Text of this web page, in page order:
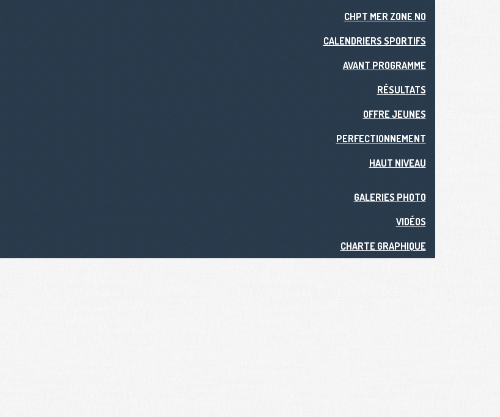
CHPT MER ZONE NO
CALENDRIERS SPORTIFS
AVANT PROGRAMME
RÉSULTATS
OFFRE JEUNES
PERFECTIONNEMENT
HAUT NIVEAU
GALERIES PHOTO
VIDÉOS
CHARTE GRAPHIQUE